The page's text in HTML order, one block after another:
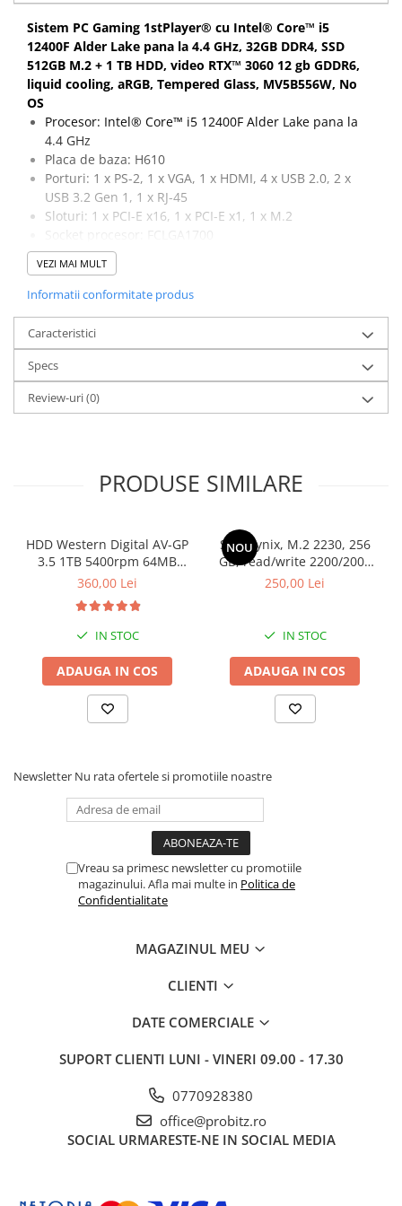
Calculatoare All-in-One RENEW
Componente All-in-One
Monitoare
Monitoare NOI
Monitoare Refurbished
Monitoare Renew
Monitoare Second-Hand
Servere
Accesorii server
Memorii RAM Server
Procesoare server
Sisteme server
Mouse
UPS-uri
Accesorii UPS-uri
Statii GRAFICE Refurbished
Imprimante&Consumabile
Cartuse cerneala
Imprimante de format mare
Imprimante Foto
Imprimante Inkjet
Multifunctionale Inkjet
Accesorii switch-uri
Adaptoare PowerLAN
Alte accesorii retea
Placi de retea
Sistem PC Gaming 1stPlayer® cu Intel® Core™ i5
12400F Alder Lake pana la 4.4 GHz, 32GB DDR4, SSD
512GB M.2 + 1 TB HDD, video RTX™ 3060 12 gb GDDR6,
liquid cooling, aRGB, Tempered Glass, MV5B556W, No
OS
Procesor: Intel® Core™ i5 12400F Alder Lake pana la
4.4 GHz
Placa de baza: H610
Porturi: 1 x PS-2, 1 x VGA, 1 x HDMI, 4 x USB 2.0, 2 x
USB 3.2 Gen 1, 1 x RJ-45
Sloturi: 1 x PCI-E x16, 1 x PCI-E x1, 1 x M.2
Capacitate memorie: 32 GB DDR4
Capacitate stocare: 512 GB SSD M.2 + 1 TB HDD
Placa video: RTX™ 3060 12 gb GDDR6
VEZI MAI MULT
Informatii conformitate produs
Caracteristici
Specs
Review-uri(0)
PRODUSE SIMILARE
HDD Western Digital AV-GP
3.5 1TB 5400rpm 64MB
SATA3 (WD10EURX)
360,00 Lei
IN STOC
ADAUGA IN COS
NOU
SSD Hynix, M.2 2230, 256
GB, read/write 2200/2000
MB/s, bulk
250,00 Lei
IN STOC
ADAUGA IN COS
Newsletter Nu rata ofertele si promotiile noastre
Vreau sa primesc newsletter cu promotiile
magazinului. Afla mai multe in Politica de
Confidentialitate
MAGAZINUL MEU
CLIENTI
DATE COMERCIALE
SUPORT CLIENTI LUNI - VINERI 09.00 - 17.30
0770928380
office@probitz.ro
SOCIAL URMARESTE-NE IN SOCIAL MEDIA